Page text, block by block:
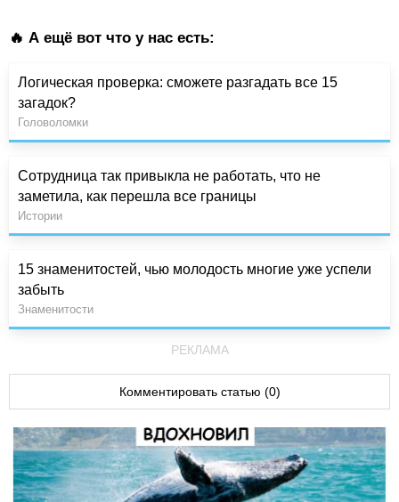
🔥 А ещё вот что у нас есть:
Логическая проверка: сможете разгадать все 15
загадок?
Головоломки
Сотрудница так привыкла не работать, что не
заметила, как перешла все границы
Истории
15 знаменитостей, чью молодость многие уже успели
забыть
Знаменитости
РЕКЛАМА
Комментировать статью (0)